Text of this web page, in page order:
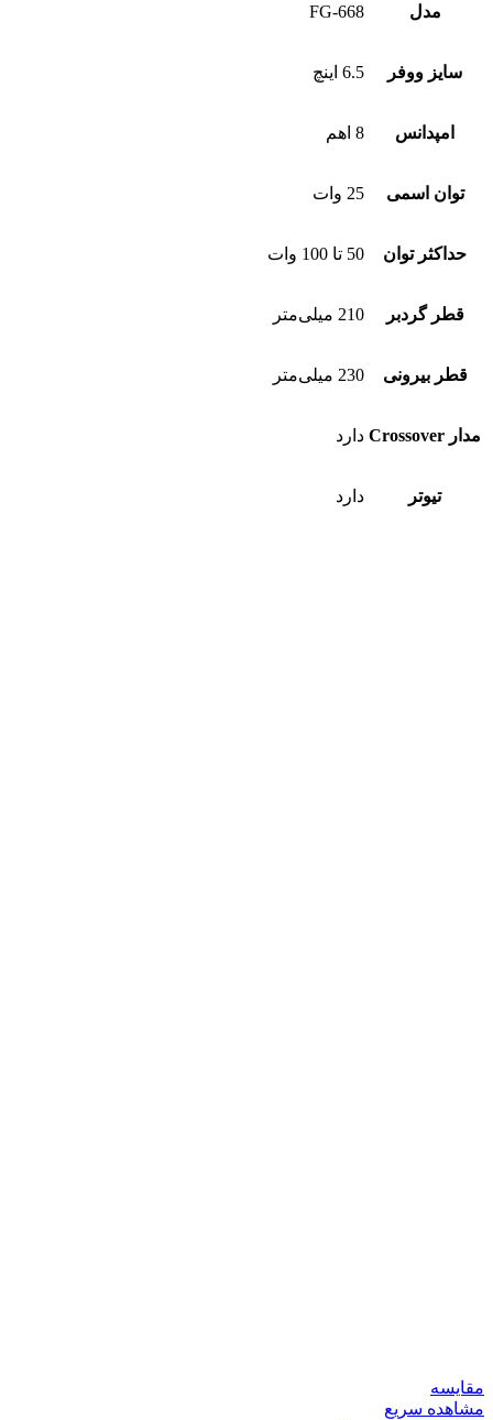
مدل FG-668
سایز ووفر 6.5 اینچ
امپدانس 8 اهم
توان اسمی 25 وات
حداکثر توان 50 تا 100 وات
قطر گردبر 210 میلی‌متر
قطر بیرونی 230 میلی‌متر
مدار Crossover دارد
تیوتر دارد
مقایسه
مشاهده سریع